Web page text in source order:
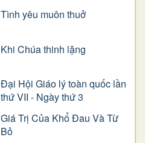
Tình yêu muôn thuở
Khi Chúa thinh lặng
Đại Hội Giáo lý toàn quốc lần
thứ VII - Ngày thứ 3
Giá Trị Của Khổ Ðau Và Từ
Bỏ